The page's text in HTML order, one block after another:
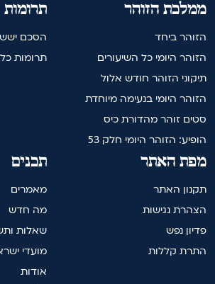
תרומות
הסכם
תרומות
ממלכת הזוהר
הזוהר ביחד
הזוהר היומי כל השיעורים
תיקוני הזוהר חודש אלול
הזוהר היומי בנעימה מיוחדת
סטים זוהר מהדורת כיס
הופיע: הזוהר היומי חלק 53
תכנים
מאמרים
מה חדש
שאלות
מועדי
אודות
מפת האתר
תקנון האתר
הצהרת נגישות
פדיון נפש
התרת קללות